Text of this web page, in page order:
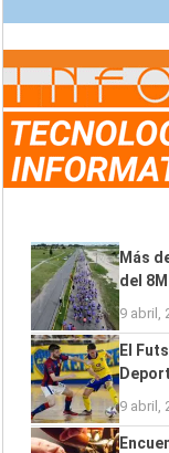
Más
del 8M
9 abril,
El
9 abril,